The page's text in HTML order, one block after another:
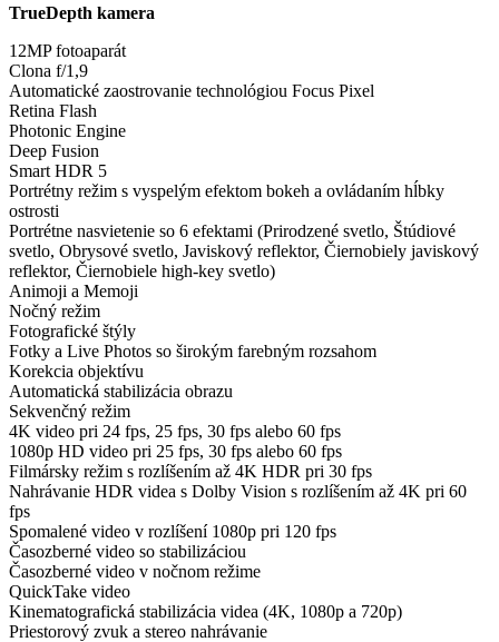
TrueDepth kamera
12MP fotoaparát
Clona f/1,9
Automatické zaostrovanie technológiou Focus Pixel
Retina Flash
Photonic Engine
Deep Fusion
Smart HDR 5
Portrétny režim s vyspelým efektom bokeh a ovládaním hĺbky
ostrosti
Portrétne nasvietenie so 6 efektami (Prirodzené svetlo, Štúdiové
svetlo, Obrysové svetlo, Javiskový reflektor, Čiernobiely javiskový
reflektor, Čiernobiele high-key svetlo)
Animoji a Memoji
Nočný režim
Fotografické štýly
Fotky a Live Photos so širokým farebným rozsahom
Korekcia objektívu
Automatická stabilizácia obrazu
Sekvenčný režim
4K video pri 24 fps, 25 fps, 30 fps alebo 60 fps
1080p HD video pri 25 fps, 30 fps alebo 60 fps
Filmársky režim s rozlíšením až 4K HDR pri 30 fps
Nahrávanie HDR videa s Dolby Vision s rozlíšením až 4K pri 60
fps
Spomalené video v rozlíšení 1080p pri 120 fps
Časozberné video so stabilizáciou
Časozberné video v nočnom režime
QuickTake video
Kinematografická stabilizácia videa (4K, 1080p a 720p)
Priestorový zvuk a stereo nahrávanie